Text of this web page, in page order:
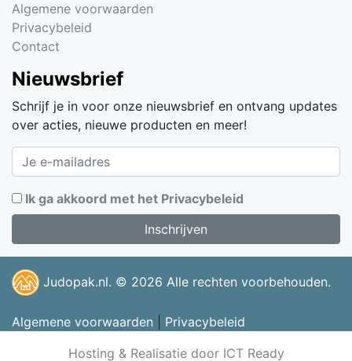
Algemene voorwaarden
Privacybeleid
Contact
Nieuwsbrief
Schrijf je in voor onze nieuwsbrief en ontvang updates
over acties, nieuwe producten en meer!
Ik ga akkoord met het Privacybeleid
Judopak.nl. © 2026 Alle rechten voorbehouden.
Algemene voorwaarden
Privacybeleid
Hosting & Realisatie door ICT Ready